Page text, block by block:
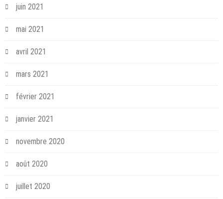
juin 2021
mai 2021
avril 2021
mars 2021
février 2021
janvier 2021
novembre 2020
août 2020
juillet 2020